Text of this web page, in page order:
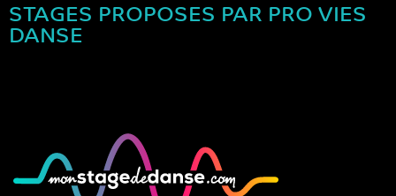
STAGES PROPOSES PAR PRO VIES
DANSE